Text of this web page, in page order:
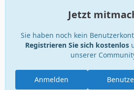
Jetzt
Sie haben noch kein
Registrieren Sie sich kostenlos
unserer
Anmelden